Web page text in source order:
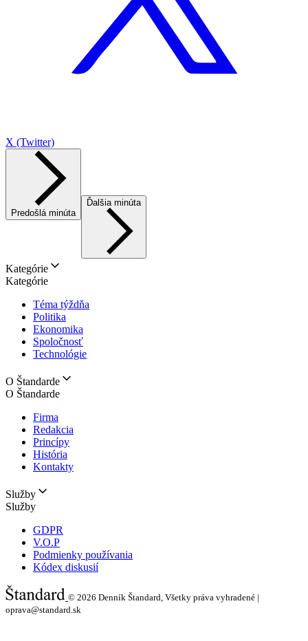
X (Twitter)
Predošlá minúta
Ďalšia minúta
Kategórie
Kategórie
Téma týždňa
Politika
Ekonomika
Spoločnosť
Technológie
O Štandarde
O Štandarde
Firma
Redakcia
Princípy
História
Kontakty
Služby
Služby
GDPR
V.O.P
Podmienky používania
Kódex diskusií
© 2026 Denník Štandard, Všetky práva vyhradené |
oprava@standard.sk